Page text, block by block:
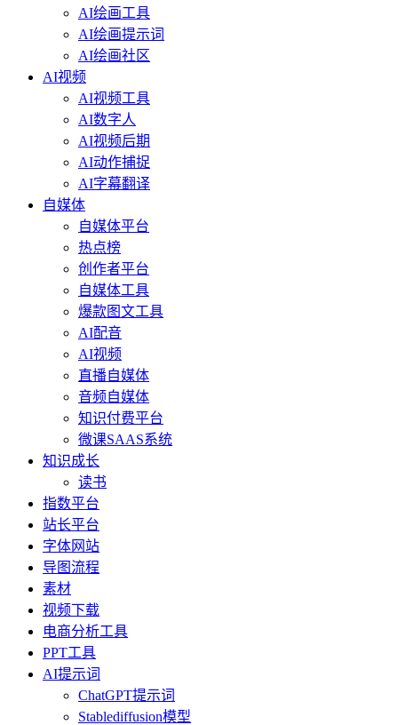
AI绘画工具
AI绘画提示词
AI绘画社区
AI视频
AI视频工具
AI数字人
AI视频后期
AI动作捕捉
AI字幕翻译
自媒体
自媒体平台
热点榜
创作者平台
自媒体工具
爆款图文工具
AI配音
AI视频
直播自媒体
音频自媒体
知识付费平台
微课SAAS系统
知识成长
读书
指数平台
站长平台
字体网站
导图流程
素材
视频下载
电商分析工具
PPT工具
AI提示词
ChatGPT提示词
Stablediffusion模型